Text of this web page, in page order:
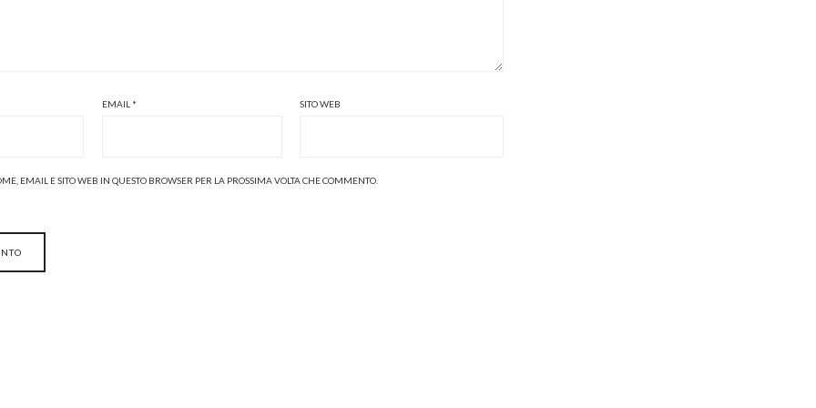
EMAIL * SITO WEB
EMAIL E SITO WEB IN QUESTO BROWSER PER LA PROSSIMA VOLTA CHE COMMENTO.